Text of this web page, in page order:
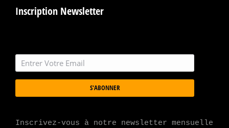
Inscription Newsletter
S'ABONNER
Inscrivez-vous à notre newsletter mensuelle